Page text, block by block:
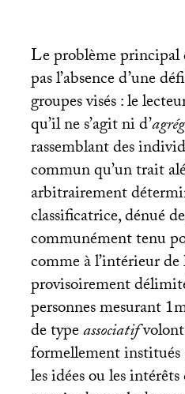
Le problème principal
pas l’absence d’une
groupes visés : le
qu’il ne s’agit ni d’
rassemblant des
commun qu’un trait
arbitrairement
classificatrice, dénué
communément tenu
comme à l’intérieur de
provisoirement
personnes mesurant
de typeassociatif
formellement
les idées ou les